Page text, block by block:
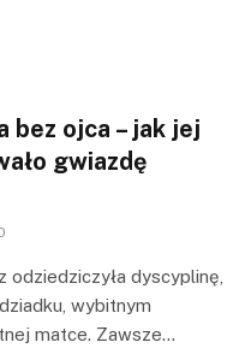
bez ojca – jak jej
gwiazdę
odziedziczyła dyscyplinę,
wybitnym
matce. Zawsze…